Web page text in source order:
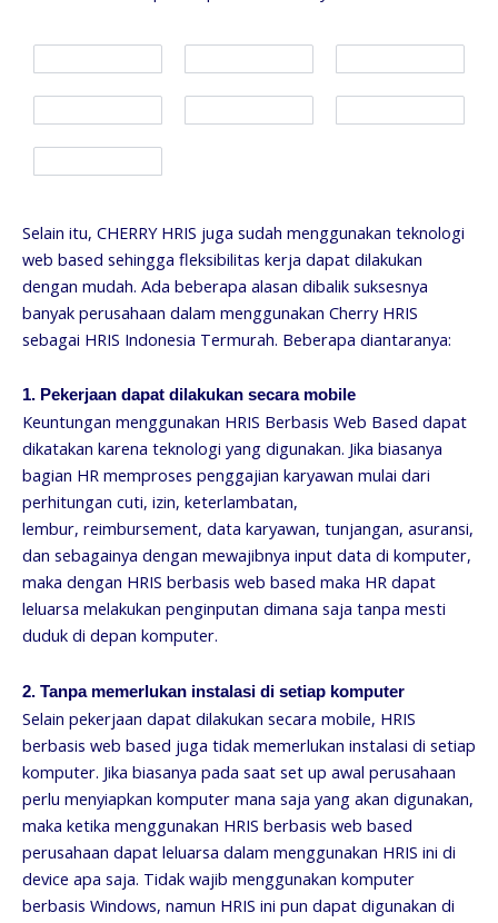
Selain itu, CHERRY HRIS juga sudah menggunakan teknologi
web based sehingga fleksibilitas kerja dapat dilakukan
dengan mudah. Ada beberapa alasan dibalik suksesnya
banyak perusahaan dalam menggunakan Cherry HRIS
sebagai HRIS Indonesia Termurah. Beberapa diantaranya:
1. Pekerjaan dapat dilakukan secara mobile
Keuntungan menggunakan HRIS Berbasis Web Based dapat
dikatakan karena teknologi yang digunakan. Jika biasanya
bagian HR memproses penggajian karyawan mulai dari
perhitungan cuti, izin, keterlambatan,
lembur, reimbursement, data karyawan, tunjangan, asuransi,
dan sebagainya dengan mewajibnya input data di komputer,
maka dengan HRIS berbasis web based maka HR dapat
leluarsa melakukan penginputan dimana saja tanpa mesti
duduk di depan komputer.
2. Tanpa memerlukan instalasi di setiap komputer
Selain pekerjaan dapat dilakukan secara mobile, HRIS
berbasis web based juga tidak memerlukan instalasi di setiap
komputer. Jika biasanya pada saat set up awal perusahaan
perlu menyiapkan komputer mana saja yang akan digunakan,
maka ketika menggunakan HRIS berbasis web based
perusahaan dapat leluarsa dalam menggunakan HRIS ini di
device apa saja. Tidak wajib menggunakan komputer
berbasis Windows, namun HRIS ini pun dapat digunakan di